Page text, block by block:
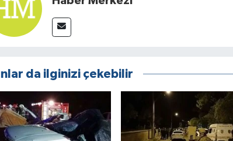
da ilginizi çekebilir